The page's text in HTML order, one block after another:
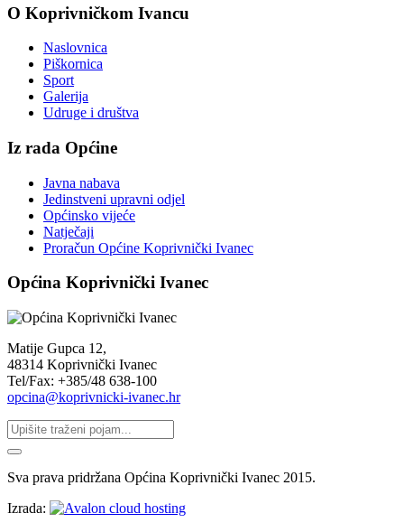
O Koprivničkom Ivancu
Naslovnica
Piškornica
Sport
Galerija
Udruge i društva
Iz rada Općine
Javna nabava
Jedinstveni upravni odjel
Općinsko vijeće
Natječaji
Proračun Općine Koprivnički Ivanec
Općina Koprivnički Ivanec
Matije Gupca 12,
48314 Koprivnički Ivanec
Tel/Fax: +385/48 638-100
opcina@koprivnicki-ivanec.hr
Sva prava pridržana Općina Koprivnički Ivanec 2015.
Izrada: